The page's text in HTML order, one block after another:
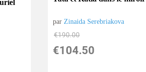
par Zinaida Serebriakova
€190.00
€104.50